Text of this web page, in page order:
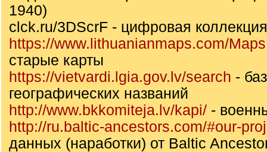
1940)
clck.ru/3DScrF - цифровая
https://www.lithuanianmaps.com/
старые карты
https://vietvardi.lgia.gov.lv/search -
географических названий
http://www.bkkomiteja.lv/kapi/ -
http://ru.baltic-ancestors.com/#our-
данных (наработки) от Baltic